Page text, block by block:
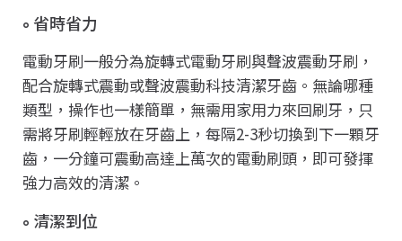
省時省力
電動牙刷一般分為旋轉式電動牙刷與聲波震動牙刷，
配合旋轉式震動或聲波震動科技清潔牙齒。無論哪種
類型，操作也一樣簡單，無需用家用力來回刷牙，只
需將牙刷輕輕放在牙齒上，每隔2-3秒切換到下一顆牙
齒，一分鐘可震動高達上萬次的電動刷頭，即可發揮
強力高效的清潔。
清潔到位